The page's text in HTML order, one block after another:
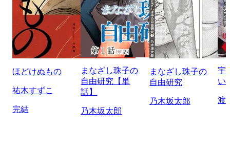
ほどけぬもの
祐木すずこ
完結
まなざし珠子の
自由研究【単
話】
乃木坂太郎
まなざし珠子の
自由研究
乃木坂太郎
宇
い
渡